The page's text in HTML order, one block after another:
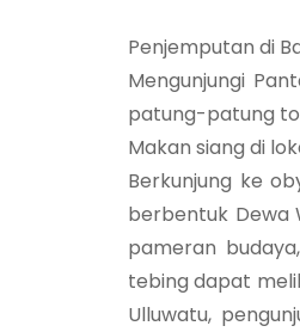
Penjemputan di
Mengunjungi
patung-patung
Makan siang di
Berkunjung ke
berbentuk Dewa
pameran
tebing dapat
Ulluwatu,